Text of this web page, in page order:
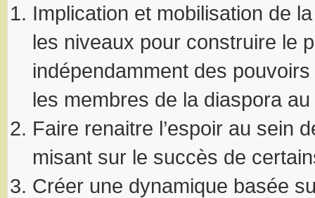
Implication et mobilisation de
les niveaux pour construire le
indépendamment des
les membres de la diaspora
Faire renaitre l’espoir au sein
misant sur le succès de
Créer une dynamique basée